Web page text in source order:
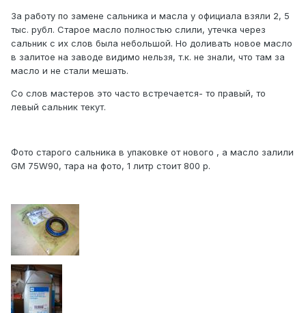
За работу по замене сальника и масла у официала взяли 2, 5
тыс. рубл. Старое масло полностью слили, утечка через
сальник с их слов была небольшой. Но доливать новое масло
в залитое на заводе видимо нельзя, т.к. не знали, что там за
масло и не стали мешать.
Со слов мастеров это часто встречается- то правый, то
левый сальник текут.
Фото старого сальника в упаковке от нового , а масло залили
GM 75W90, тара на фото, 1 литр стоит 800 р.